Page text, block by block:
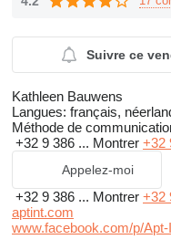
Suivre ce
Kathleen Bauwens
Langues: français,
Méthode de
+32 9 386 ... Montrer +32
Appelez-moi
+32 9 386 ... Montrer +32
aptint.com
www.facebook.com/p/